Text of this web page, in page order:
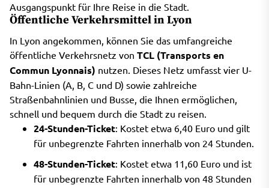
Ausgangspunkt für Ihre Reise in die Stadt.
Öffentliche Verkehrsmittel in Lyon
In Lyon angekommen, können Sie das umfangreiche
öffentliche Verkehrsnetz von TCL (Transports en
Commun Lyonnais) nutzen. Dieses Netz umfasst vier U-
Bahn-Linien (A, B, C und D) sowie zahlreiche
Straßenbahnlinien und Busse, die Ihnen ermöglichen,
schnell und bequem durch die Stadt zu reisen.
24-Stunden-Ticket: Kostet etwa 6,40 Euro und gilt
für unbegrenzte Fahrten innerhalb von 24 Stunden.
48-Stunden-Ticket: Kostet etwa 11,60 Euro und ist
für unbegrenzte Fahrten innerhalb von 48 Stunden